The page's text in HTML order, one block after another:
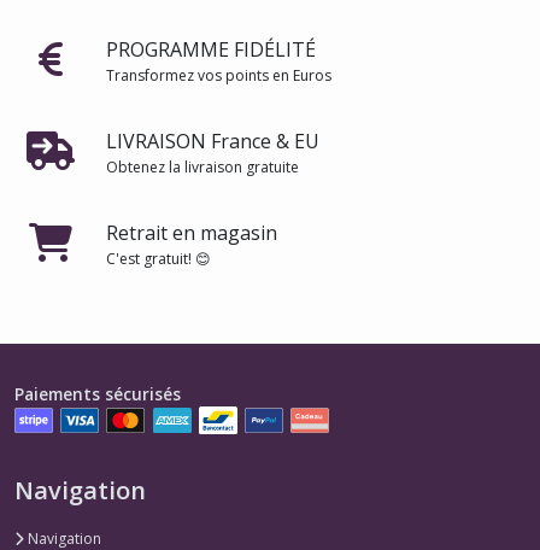
PROGRAMME FIDÉLITÉ
Transformez vos points en Euros
LIVRAISON France & EU
Obtenez la livraison gratuite
Retrait en magasin
C'est gratuit! 😊
Paiements sécurisés
Navigation
Navigation